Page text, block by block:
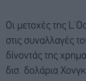
Οι μετοχές της
στις συναλλαγές
δίνοντάς της
δισ. δολάρια